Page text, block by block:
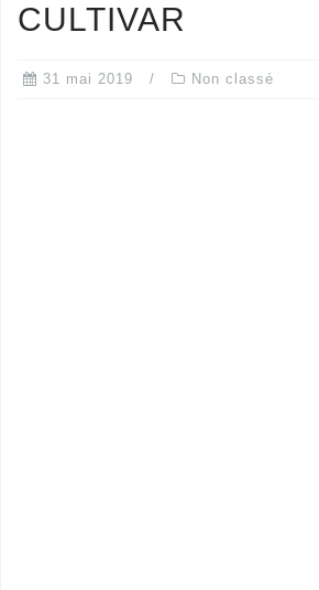
CULTIVAR
31 mai 2019 Non classé